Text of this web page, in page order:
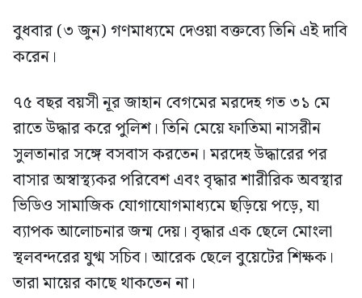
বুধবার (৩ জুন) গণমাধ্যমে দেওয়া বক্তব্যে তিনি এই দাবি
করেন।
৭৫ বছর বয়সী নূর জাহান বেগমের মরদেহ গত ৩১ মে
রাতে উদ্ধার করে পুলিশ। তিনি মেয়ে ফাতিমা নাসরীন
সুলতানার সঙ্গে বসবাস করতেন। মরদেহ উদ্ধারের পর
বাসার অস্বাস্থ্যকর পরিবেশ এবং বৃদ্ধার শারীরিক অবস্থার
ভিডিও সামাজিক যোগাযোগমাধ্যমে ছড়িয়ে পড়ে, যা
ব্যাপক আলোচনার জন্ম দেয়। বৃদ্ধার এক ছেলে মোংলা
স্থলবন্দরের যুগ্ম সচিব। আরেক ছেলে বুয়েটের শিক্ষক।
তারা মায়ের কাছে থাকতেন না।